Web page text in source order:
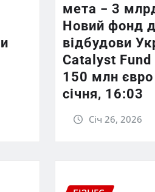
мета − 3
Новий фонд
відбудови
Catalyst Fund
150 млн
січня, 16:03
Січ 26, 2026